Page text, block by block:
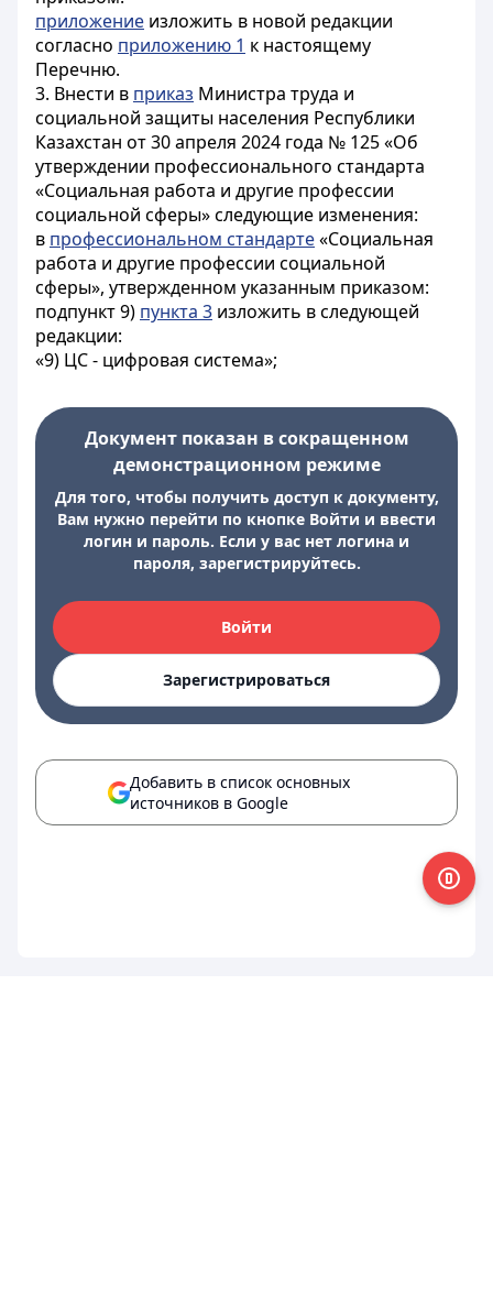
приложение изложить в новой редакции
согласно приложению 1 к настоящему
Перечню.
3. Внести в приказ Министра труда и
социальной защиты населения Республики
Казахстан от 30 апреля 2024 года № 125 «Об
утверждении профессионального стандарта
«Социальная работа и другие профессии
социальной сферы» следующие изменения:
в профессиональном стандарте«Социальная
работа и другие профессии социальной
сферы», утвержденном указанным приказом:
подпункт 9) пункта 3 изложить в следующей
редакции:
«9) ЦС - цифровая система»;
Документ показан в сокращенном
демонстрационном режиме
Для того, чтобы получить доступ к документу,
Вам нужно перейти по кнопке Войти и ввести
логин и пароль. Если у вас нет логина и
пароля, зарегистрируйтесь.
Войти
Зарегистрироваться
Добавить в список основных
источников в Google